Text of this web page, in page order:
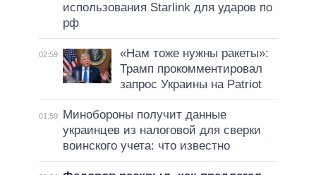
использования Starlink для ударов по
рф
02:59
«Нам тоже нужны ракеты»:
Трамп прокомментировал
запрос Украины на Patriot
01:59
Минобороны получит данные
украинцев из налоговой для сверки
воинского учета: что известно